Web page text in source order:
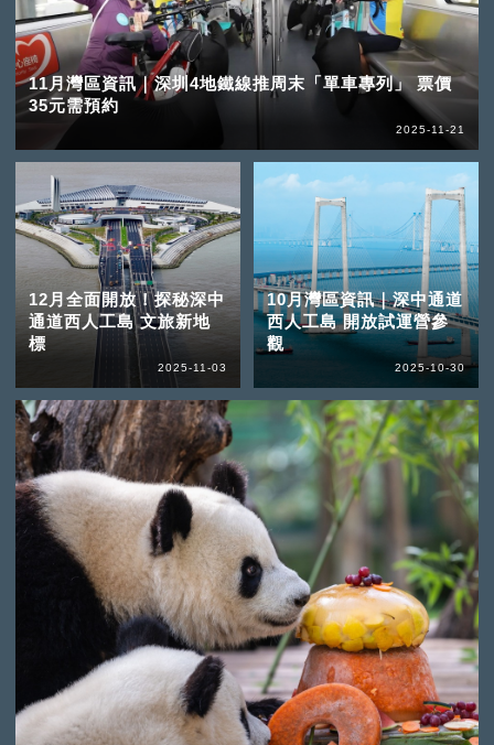
11月灣區資訊｜深圳4地鐵線推周末「單車專列」 票價
35元需預約
2025-11-21
12月全面開放！探秘深中
通道西人工島 文旅新地
標
2025-11-03
10月灣區資訊｜深中通道
西人工島 開放試運營參
觀
2025-10-30